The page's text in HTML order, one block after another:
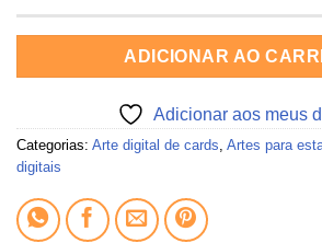
ADICIONAR AO
Adicionar aos meus
Categorias: Arte digital de cards, Artes para
digitais